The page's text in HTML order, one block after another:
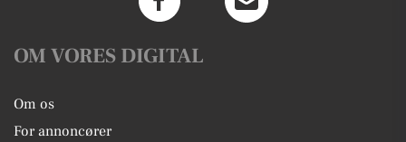
OM VORES DIGITAL
Om os
For annoncører